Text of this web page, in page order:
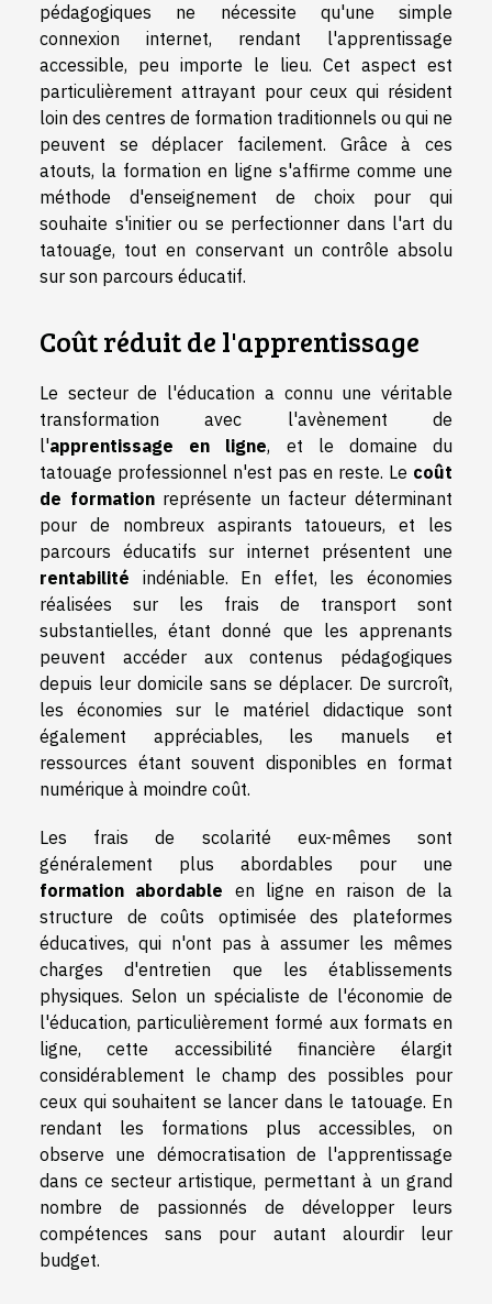
pédagogiques ne nécessite qu'une simple
connexion internet, rendant l'apprentissage
accessible, peu importe le lieu. Cet aspect est
particulièrement attrayant pour ceux qui résident
loin des centres de formation traditionnels ou qui ne
peuvent se déplacer facilement. Grâce à ces
atouts, la formation en ligne s'affirme comme une
méthode d'enseignement de choix pour qui
souhaite s'initier ou se perfectionner dans l'art du
tatouage, tout en conservant un contrôle absolu
sur son parcours éducatif.
Coût réduit de l'apprentissage
Le secteur de l'éducation a connu une véritable
transformation avec l'avènement de
l'apprentissage en ligne, et le domaine du
tatouage professionnel n'est pas en reste. Le coût
de formationreprésente un facteur déterminant
pour de nombreux aspirants tatoueurs, et les
parcours éducatifs sur internet présentent une
rentabilité indéniable. En effet, les économies
réalisées sur les frais de transport sont
substantielles, étant donné que les apprenants
peuvent accéder aux contenus pédagogiques
depuis leur domicile sans se déplacer. De surcroît,
les économies sur le matériel didactique sont
également appréciables, les manuels et
ressources étant souvent disponibles en format
numérique à moindre coût.
Les frais de scolarité eux-mêmes sont
généralement plus abordables pour une
formation abordable en ligne en raison de la
structure de coûts optimisée des plateformes
éducatives, qui n'ont pas à assumer les mêmes
charges d'entretien que les établissements
physiques. Selon un spécialiste de l'économie de
l'éducation, particulièrement formé aux formats en
ligne, cette accessibilité financière élargit
considérablement le champ des possibles pour
ceux qui souhaitent se lancer dans le tatouage. En
rendant les formations plus accessibles, on
observe une démocratisation de l'apprentissage
dans ce secteur artistique, permettant à un grand
nombre de passionnés de développer leurs
compétences sans pour autant alourdir leur
budget.